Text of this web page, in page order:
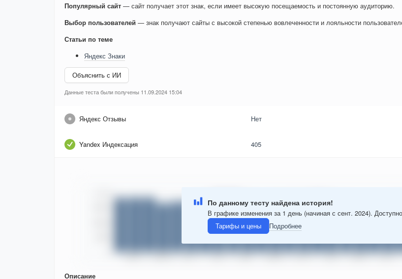
Популярный сайт — сайт получает этот знак, если имеет высокую посещаемость и постоянную аудиторию.
Выбор пользователей — знак получают сайты с высокой степенью вовлеченности и лояльности
Статьи по теме
Яндекс Знаки
Объяснить с ИИ
Данные теста были получены 11.09.2024 15:04
Яндекс Отзывы Нет
Yandex Индексация 405
По данному тесту найдена история!
В графике изменения за 1 день (начиная с сент. 2024).
Тарифы и цены
Подробнее
Описание